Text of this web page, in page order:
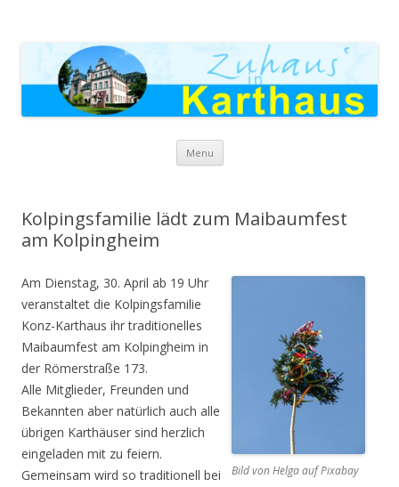
Menu Skip to content
Kolpingsfamilie lädt zum Maibaumfest
am Kolpingheim
Bild von Helga auf Pixabay
Am Dienstag, 30. April ab 19 Uhr
veranstaltet die Kolpingsfamilie
Konz-Karthaus ihr traditionelles
Maibaumfest am Kolpingheim in
der Römerstraße 173.
Alle Mitglieder, Freunden und
Bekannten aber natürlich auch alle
übrigen Karthäuser sind herzlich
eingeladen mit zu feiern.
Gemeinsam wird so traditionell bei